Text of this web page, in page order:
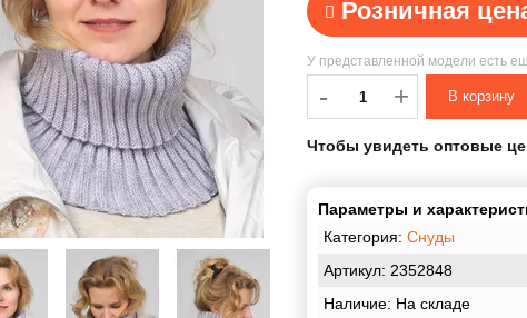
Розничная
У представленной модели есть
-
- +
Чтобы увидеть оптовые
Параметры и
Категория: Снуды
Артикул: 2352848
Наличие: На складе